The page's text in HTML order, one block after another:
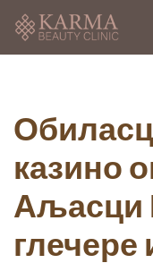
казино
Аљасци
глечере